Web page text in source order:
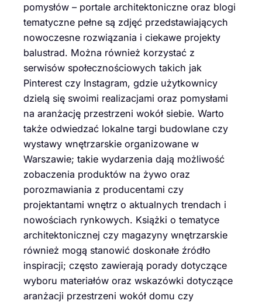
pomysłów – portale architektoniczne oraz blogi
tematyczne pełne są zdjęć przedstawiających
nowoczesne rozwiązania i ciekawe projekty
balustrad. Można również korzystać z
serwisów społecznościowych takich jak
Pinterest czy Instagram, gdzie użytkownicy
dzielą się swoimi realizacjami oraz pomysłami
na aranżację przestrzeni wokół siebie. Warto
także odwiedzać lokalne targi budowlane czy
wystawy wnętrzarskie organizowane w
Warszawie; takie wydarzenia dają możliwość
zobaczenia produktów na żywo oraz
porozmawiania z producentami czy
projektantami wnętrz o aktualnych trendach i
nowościach rynkowych. Książki o tematyce
architektonicznej czy magazyny wnętrzarskie
również mogą stanowić doskonałe źródło
inspiracji; często zawierają porady dotyczące
wyboru materiałów oraz wskazówki dotyczące
aranżacji przestrzeni wokół domu czy